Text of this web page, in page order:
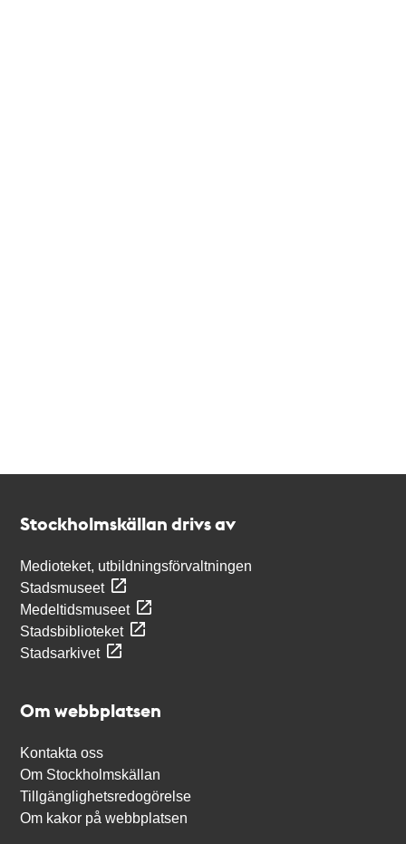
Stockholmskällan drivs av
Medioteket, utbildningsförvaltningen
Stadsmuseet
Medeltidsmuseet
Stadsbiblioteket
Stadsarkivet
Om webbplatsen
Kontakta oss
Om Stockholmskällan
Tillgänglighetsredogörelse
Om kakor på webbplatsen